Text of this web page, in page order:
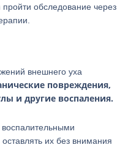
обследование через
внешнего уха
повреждения,
и другие воспаления.
их без внимания